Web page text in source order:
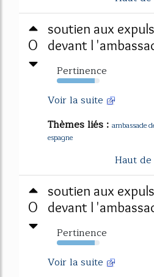
0
soutien aux
devant l
Pertinence
89%
Voir la suite
Thèmes liés : ambassade
espagne
Haut de
0
soutien aux
devant l
Pertinence
89%
Voir la suite